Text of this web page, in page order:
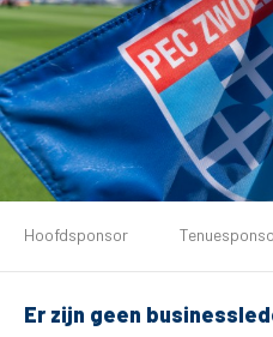
Tickets
Matchdays
Hoofdsponsor
Er zijn geen